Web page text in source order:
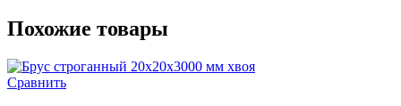
Похожие товары
Сравнить